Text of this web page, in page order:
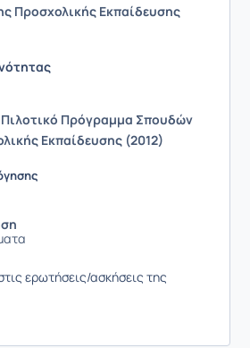
Προσχολικής Εκπαίδευσης
Πρόγραμμα Σπουδών
Εκπαίδευσης (2012)
ερωτήσεις/ασκήσεις της